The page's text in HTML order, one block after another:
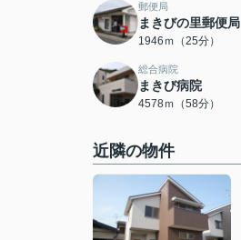
郵便局
まきびの里郵便局
1946ｍ（25分）
総合病院
まきび病院
4578ｍ（58分）
近隣の物件